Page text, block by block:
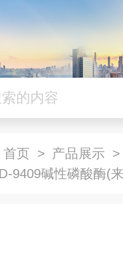
首页 > 产品展示
9409碱性磷酸酶(